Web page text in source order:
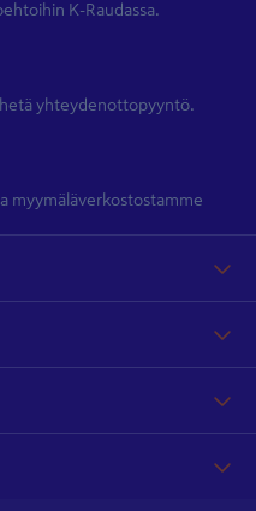
K-Raudassa.
yhteydenottopyyntö.
myymäläverkostostamme